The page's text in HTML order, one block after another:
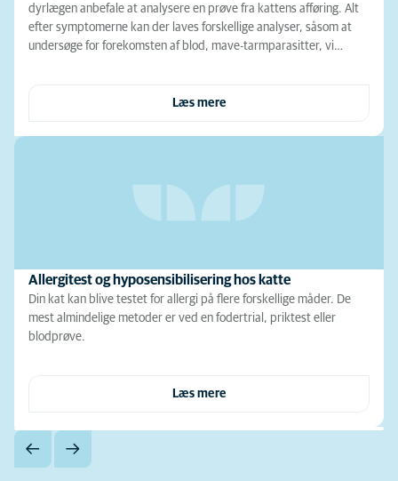
dyrlægen anbefale at analysere en prøve fra kattens afføring. Alt
efter symptomerne kan der laves forskellige analyser, såsom at
undersøge for forekomsten af blod, mave-tarmparasitter, vi…
Læs mere
Allergitest og hyposensibilisering hos katte
Din kat kan blive testet for allergi på flere forskellige måder. De
mest almindelige metoder er ved en fodertrial, priktest eller
blodprøve.
Læs mere